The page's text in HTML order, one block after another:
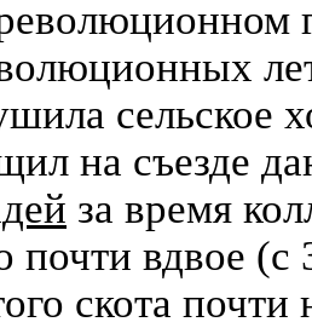
сельское
на съезде
за время
почти вдвое
скота